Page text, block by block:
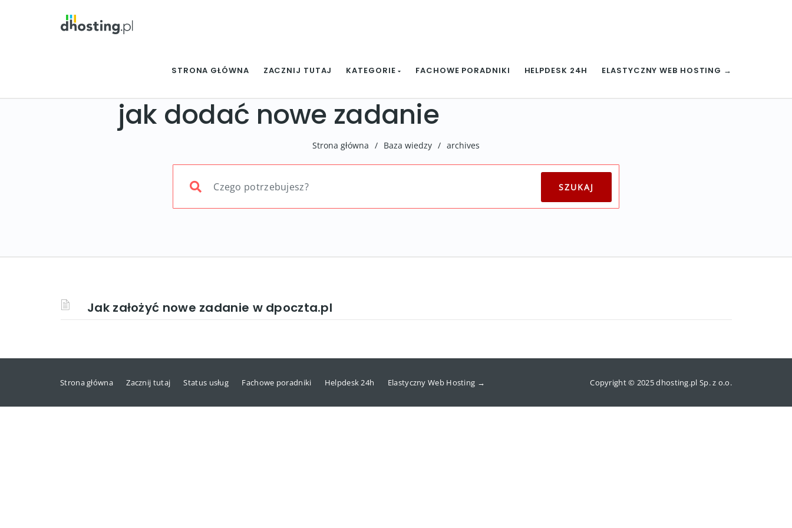
STRONA GŁÓWNA ZACZNIJ TUTAJ KATEGORIE FACHOWE PORADNIKI HELPDESK 24H ELASTYCZNY WEB HOSTING →
jak dodać nowe zadanie
Strona główna / Baza wiedzy / archives
Jak założyć nowe zadanie w dpoczta.pl
Strona główna Zacznij tutaj Status usług Fachowe poradniki Helpdesk 24h Elastyczny Web Hosting → Copyright © 2025 dhosting.pl Sp. z o.o.